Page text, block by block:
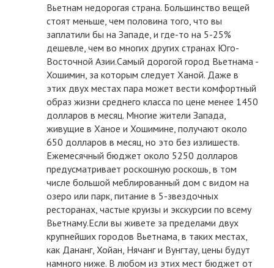
Вьетнам недорогая страна. Большинство вещей
стоят меньше, чем половина того, что вы
заплатили бы на Западе, и где-то на 5-25%
дешевле, чем во многих других странах Юго-
Восточной Азии.Самый дорогой город Вьетнама -
Хошимин, за которым следует Ханой. Даже в
этих двух местах пара может вести комфортный
образ жизни среднего класса по цене менее 1450
долларов в месяц. Многие жители Запада,
живущие в Ханое и Хошимине, получают около
650 долларов в месяц, но это без излишеств.
Ежемесячный бюджет около 5250 долларов
предусматривает роскошную роскошь, в том
числе большой меблированный дом с видом на
озеро или парк, питание в 5-звездочных
ресторанах, частые круизы и экскурсии по всему
Вьетнаму.Если вы живете за пределами двух
крупнейших городов Вьетнама, в таких местах,
как Дананг, Хойан, Нячанг и Вунгтау, цены будут
намного ниже. В любом из этих мест бюджет от